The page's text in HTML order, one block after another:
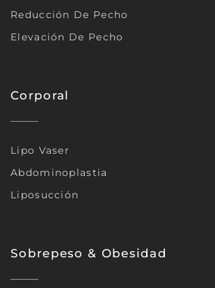
Reducción De Pecho
Elevación De Pecho
Corporal
Lipo Vaser
Abdominoplastia
Liposucción
Sobrepeso & Obesidad